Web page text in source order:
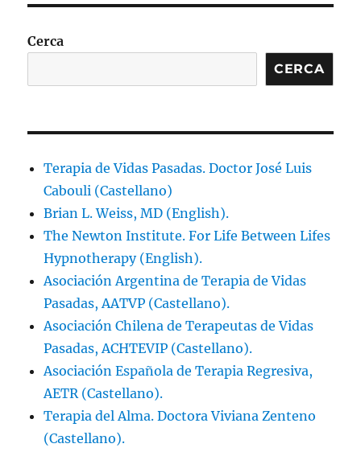
Cerca
CERCA
Terapia de Vidas Pasadas. Doctor José Luis
Cabouli (Castellano)
Brian L. Weiss, MD (English).
The Newton Institute. For Life Between Lifes
Hypnotherapy (English).
Asociación Argentina de Terapia de Vidas
Pasadas, AATVP (Castellano).
Asociación Chilena de Terapeutas de Vidas
Pasadas, ACHTEVIP (Castellano).
Asociación Española de Terapia Regresiva,
AETR (Castellano).
Terapia del Alma. Doctora Viviana Zenteno
(Castellano).